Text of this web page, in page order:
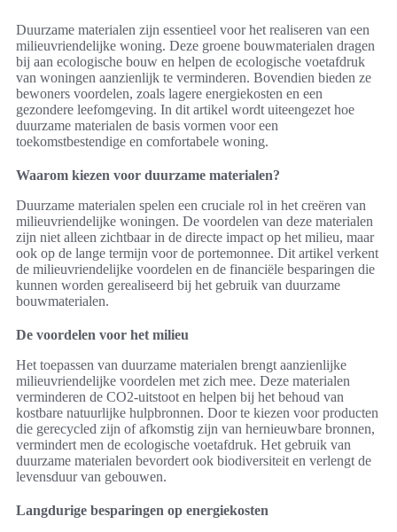
Duurzame materialen zijn essentieel voor het realiseren van een
milieuvriendelijke woning. Deze groene bouwmaterialen dragen
bij aan ecologische bouw en helpen de ecologische voetafdruk
van woningen aanzienlijk te verminderen. Bovendien bieden ze
bewoners voordelen, zoals lagere energiekosten en een
gezondere leefomgeving. In dit artikel wordt uiteengezet hoe
duurzame materialen de basis vormen voor een
toekomstbestendige en comfortabele woning.
Waarom kiezen voor duurzame materialen?
Duurzame materialen spelen een cruciale rol in het creëren van
milieuvriendelijke woningen. De voordelen van deze materialen
zijn niet alleen zichtbaar in de directe impact op het milieu, maar
ook op de lange termijn voor de portemonnee. Dit artikel verkent
de milieuvriendelijke voordelen en de financiële besparingen die
kunnen worden gerealiseerd bij het gebruik van duurzame
bouwmaterialen.
De voordelen voor het milieu
Het toepassen van duurzame materialen brengt aanzienlijke
milieuvriendelijke voordelen met zich mee. Deze materialen
verminderen de CO2-uitstoot en helpen bij het behoud van
kostbare natuurlijke hulpbronnen. Door te kiezen voor producten
die gerecycled zijn of afkomstig zijn van hernieuwbare bronnen,
vermindert men de ecologische voetafdruk. Het gebruik van
duurzame materialen bevordert ook biodiversiteit en verlengt de
levensduur van gebouwen.
Langdurige besparingen op energiekosten